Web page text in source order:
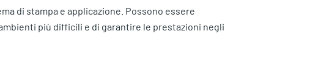
di stampa e applicazione. Possono essere
più difficili e di garantire le prestazioni negli